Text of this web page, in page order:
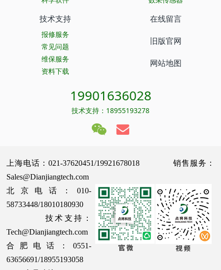
技术支持
报修服务
常见问题
维保服务
资料下载
在线留言
旧版官网
网站地图
19901636028
技术支持：18955193278
上海电话：021-37620451/19921678018 销售服务：
Sales@Dianjiangtech.com
北京电话：010-
58733448/18010180930
技术支持：
Tech@Dianjiangtech.com
合肥电话：0551-
63656691/18955193058